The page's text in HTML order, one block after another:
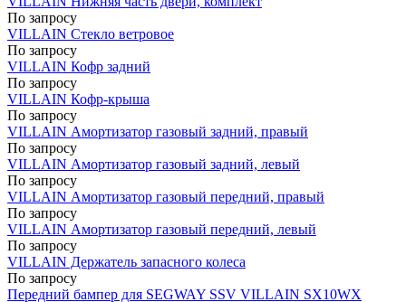
По запросу
VILLAIN Стекло ветровое
По запросу
VILLAIN Кофр задний
По запросу
VILLAIN Кофр-крыша
По запросу
VILLAIN Амортизатор газовый задний, правый
По запросу
VILLAIN Амортизатор газовый задний, левый
По запросу
VILLAIN Амортизатор газовый передний, правый
По запросу
VILLAIN Амортизатор газовый передний, левый
По запросу
VILLAIN Держатель запасного колеса
По запросу
Передний бампер для SEGWAY SSV VILLAIN SX10WX